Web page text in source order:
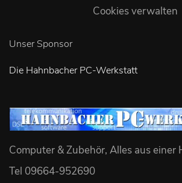
Cookies verwalten
Unser Sponsor
Die Hahnbacher PC-Werkstatt
Computer & Zubehör, Alles aus einer
Tel 09664-952690